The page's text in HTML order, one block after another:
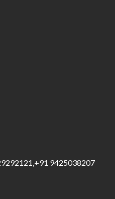
9425038207